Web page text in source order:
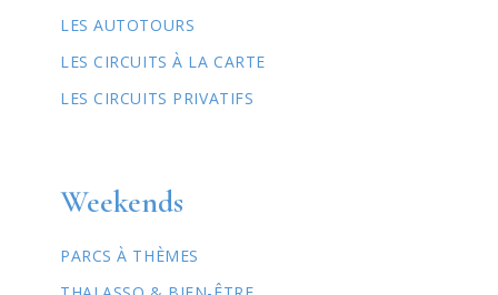
LES AUTOTOURS
LES CIRCUITS À LA CARTE
LES CIRCUITS PRIVATIFS
Weekends
PARCS À THÈMES